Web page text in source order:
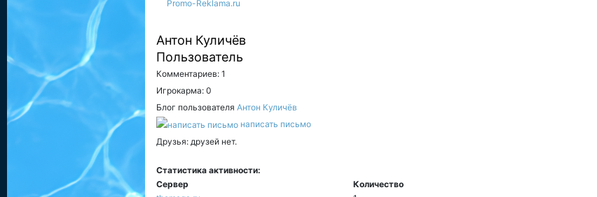
Promo-Reklama.ru
Антон Куличёв
Пользователь
Комментариев: 1
Игрокарма: 0
Блог пользователя Антон Куличёв
написать письмо
Друзья: друзей нет.
Статистика активности:
Сервер
Количество